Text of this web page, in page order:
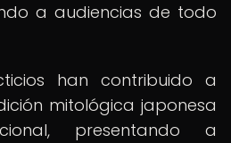
a audiencias de todo
han contribuido a
mitológica japonesa
presentando a